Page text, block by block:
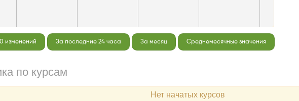
изменений За последние 24 часа За месяц Среднемесячные значения
по курсам
Нет начатых курсов